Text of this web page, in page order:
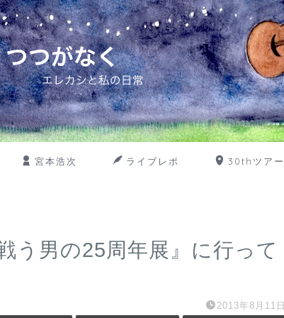
宮本浩次 ライブレポ 30thツアー
う男の25周年展』に行って
2013年8月11日